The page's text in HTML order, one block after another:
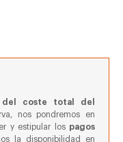
del coste total del
nos pondremos en
y estipular los pagos
la disponibilidad en